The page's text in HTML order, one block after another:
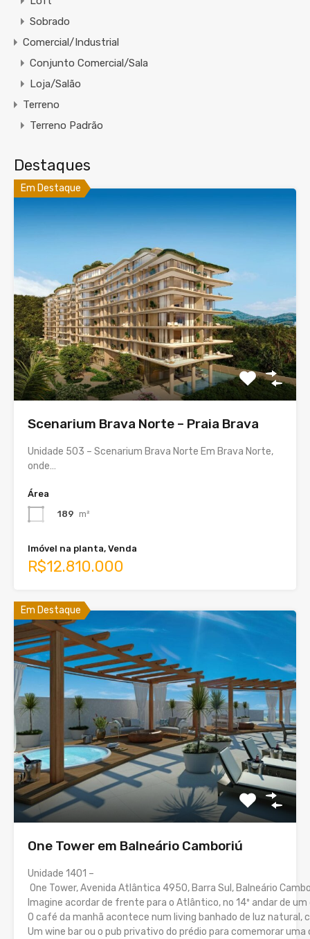
Sobrado
Comercial/Industrial
Conjunto Comercial/Sala
Loja/Salão
Terreno
Terreno Padrão
Destaques
Em Destaque
Scenarium Brava Norte – Praia Brava
Unidade 503 – Scenarium Brava Norte Em Brava Norte,
onde…
Área
189 m²
Imóvel na planta, Venda
R$12.810.000
Em Destaque
One Tower em Balneário Camboriú
Unidade 1401 –
One Tower, Avenida Atlântica 4950, Barra Sul, Balneário
Imagine acordar de frente para o Atlântico, no 14º andar de
O café da manhã acontece num living banhado de luz
Um wine bar ou o pub privativo do prédio para comemorar